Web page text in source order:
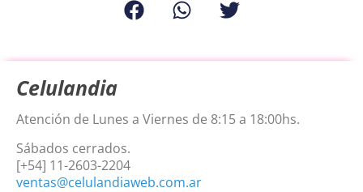
Celulandia
Atención de Lunes a Viernes de 8:15 a 18:00hs.
Sábados cerrados.
[+54] 11-2603-2204
ventas@celulandiaweb.com.ar